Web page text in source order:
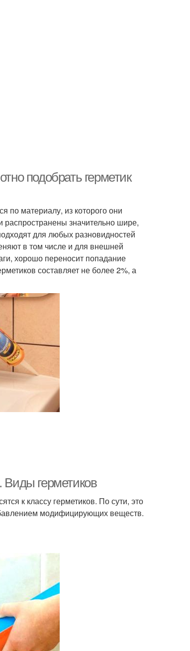
подобрать герметик
по материалу, из которого они
распространены значительно шире,
для любых разновидностей
в том числе и для внешней
хорошо переносит попадание
составляет не более 2%, а
Виды герметиков
к классу герметиков. По сути, это
модифицирующих веществ.